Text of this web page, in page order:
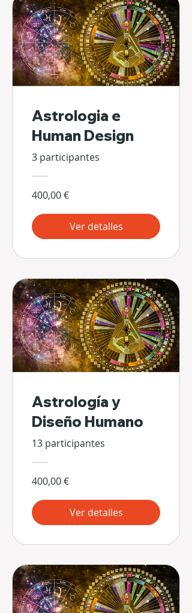
Astrologia e
Human Design
3 participantes
400,00 €
Ver detalles
Astrología y
Diseño Humano
13 participantes
400,00 €
Ver detalles